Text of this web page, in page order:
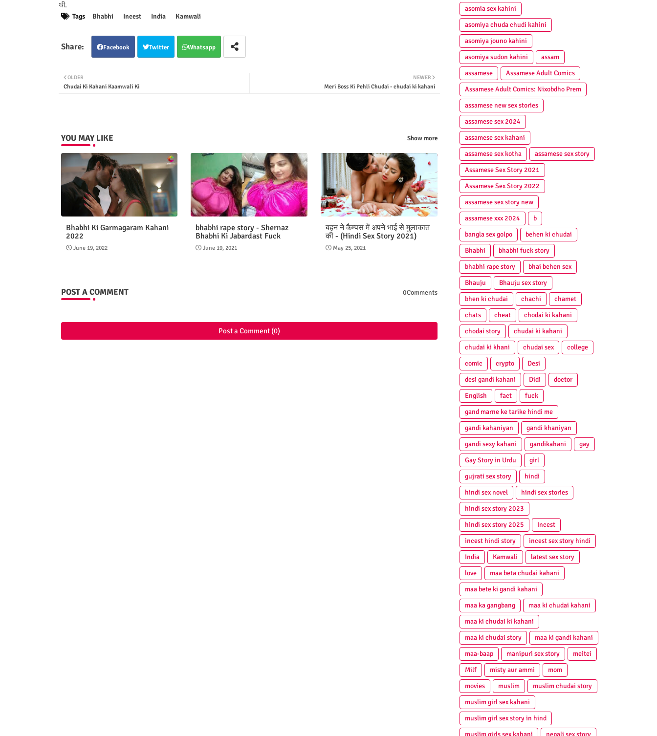
थी.
Tags Bhabhi Incest India Kamwali
Facebook Twitter Whatsapp
NEWER
Meri Boss Ki Pehli Chudai - chudai ki kahani
OLDER
Chudai Ki Kahani Kaamwali Ki
YOU MAY LIKE Show more
Bhabhi Ki Garmagaram Kahani
2022
June 19, 2022
bhabhi rape story - Shernaz
Bhabhi Ki Jabardast Fuck
June 19, 2021
बहन ने कैम्पस में अपने भाई से मुलाकात
की - (Hindi Sex Story 2021)
May 25, 2021
POST A COMMENT 0Comments
Post a Comment (0)
asomia sex kahini
asomiya chuda chudi kahini
asomiya jouno kahini
asomiya sudon kahini
assam
assamese
Assamese Adult Comics
Assamese Adult Comics: Nixobdho Prem
assamese new sex stories
assamese sex 2024
assamese sex kahani
assamese sex kotha
assamese sex story
Assamese Sex Story 2021
Assamese Sex Story 2022
assamese sex story new
assamese xxx 2024
b
bangla sex golpo
behen ki chudai
Bhabhi
bhabhi fuck story
bhabhi rape story
bhai behen sex
Bhauju
Bhauju sex story
bhen ki chudai
chachi
chamet
chats
cheat
chodai ki kahani
chodai story
chudai ki kahani
chudai ki khani
chudai sex
college
comic
crypto
Desi
desi gandi kahani
Didi
doctor
English
fact
fuck
gand marne ke tarike hindi me
gandi kahaniyan
gandi khaniyan
gandi sexy kahani
gandikahani
gay
Gay Story in Urdu
girl
gujrati sex story
hindi
hindi sex novel
hindi sex stories
hindi sex story 2023
hindi sex story 2025
Incest
incest hindi story
incest sex story hindi
India
Kamwali
latest sex story
love
maa beta chudai kahani
maa bete ki gandi kahani
maa ka gangbang
maa ki chudai kahani
maa ki chudai ki kahani
maa ki chudai story
maa ki gandi kahani
maa-baap
manipuri sex story
meitei
Milf
misty aur ammi
mom
movies
muslim
muslim chudai story
muslim girl sex kahani
muslim girl sex story in hind
muslim girls sex kahani
nepali sex story